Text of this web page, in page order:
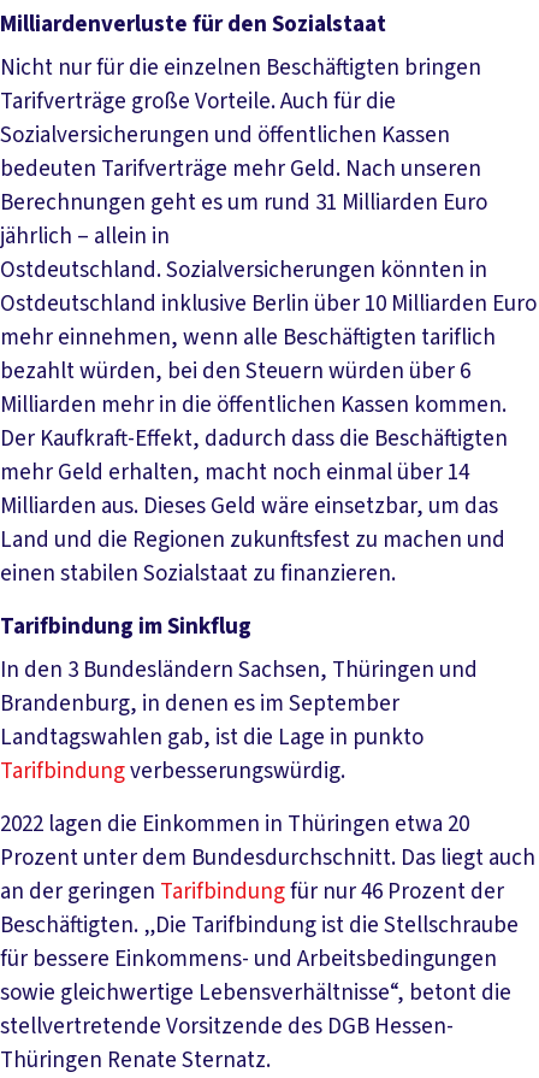
Milliardenverluste für den Sozialstaat
Nicht nur für die einzelnen Beschäftigten bringen
Tarifverträge große Vorteile. Auch für die
Sozialversicherungen und öffentlichen Kassen
bedeuten Tarifverträge mehr Geld. Nach unseren
Berechnungen geht es um rund 31 Milliarden Euro
jährlich – allein in
Ostdeutschland. Sozialversicherungen könnten in
Ostdeutschland inklusive Berlin über 10 Milliarden Euro
mehr einnehmen, wenn alle Beschäftigten tariflich
bezahlt würden, bei den Steuern würden über 6
Milliarden mehr in die öffentlichen Kassen kommen.
Der Kaufkraft-Effekt, dadurch dass die Beschäftigten
mehr Geld erhalten, macht noch einmal über 14
Milliarden aus. Dieses Geld wäre einsetzbar, um das
Land und die Regionen zukunftsfest zu machen und
einen stabilen Sozialstaat zu finanzieren.
Tarifbindung im Sinkflug
In den 3 Bundesländern Sachsen, Thüringen und
Brandenburg, in denen es im September
Landtagswahlen gab, ist die Lage in punkto
Tarifbindungverbesserungswürdig.
2022 lagen die Einkommen in Thüringen etwa 20
Prozent unter dem Bundesdurchschnitt. Das liegt auch
an der geringen Tarifbindungfür nur 46 Prozent der
Beschäftigten. „Die Tarifbindung ist die Stellschraube
für bessere Einkommens- und Arbeitsbedingungen
sowie gleichwertige Lebensverhältnisse“, betont die
stellvertretende Vorsitzende des DGB Hessen-
Thüringen Renate Sternatz.